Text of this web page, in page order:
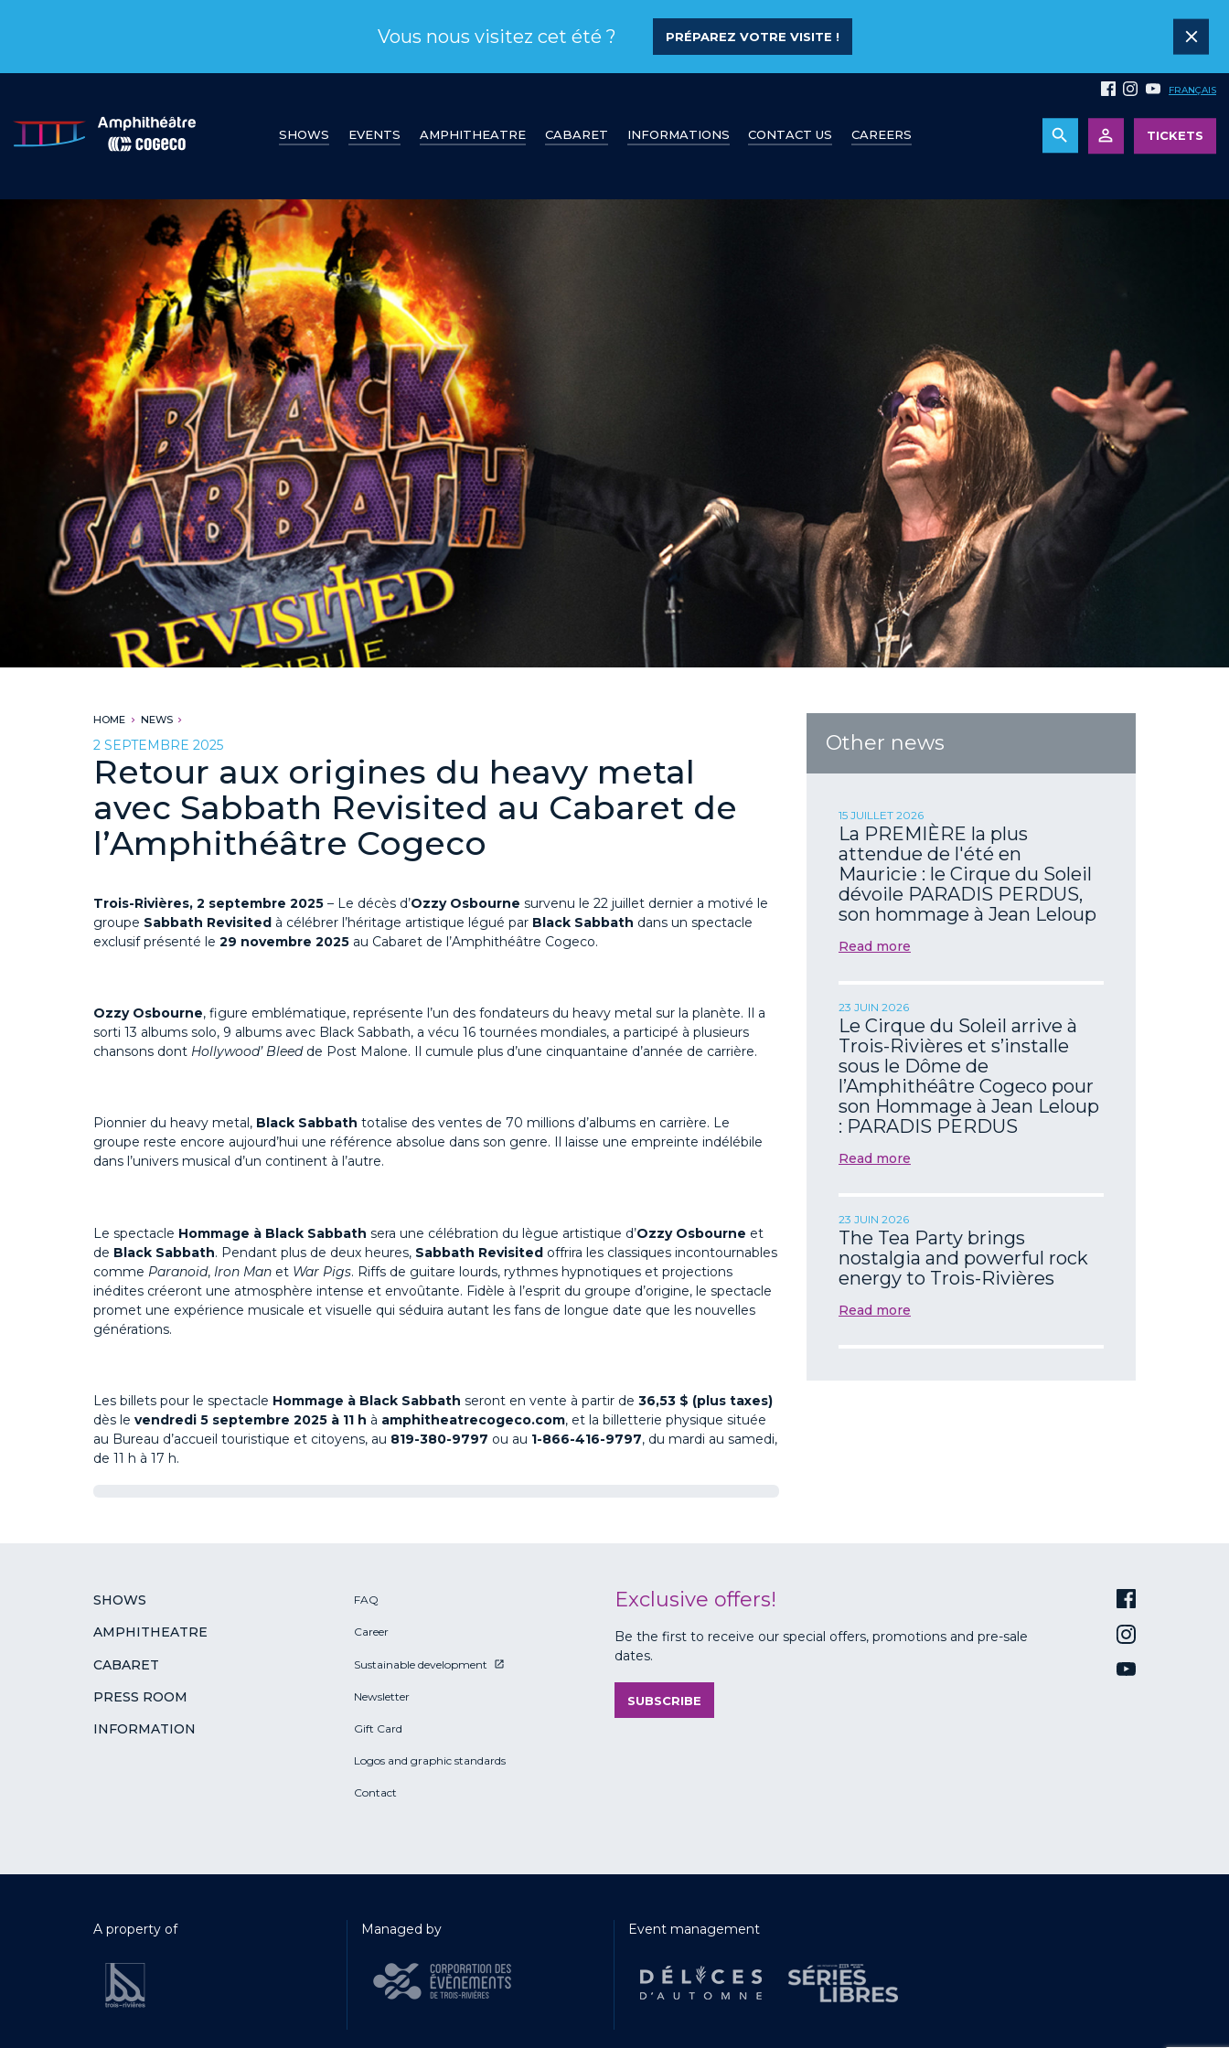
Vous nous visitez cet été ? PRÉPAREZ VOTRE VISITE !
SHOWS EVENTS AMPHITHEATRE CABARET INFORMATIONS CONTACT US CAREERS
FRANÇAIS
TICKETS
HOME NEWS
2 SEPTEMBRE 2025
Retour aux origines du heavy metal
avec Sabbath Revisited au Cabaret de
l’Amphithéâtre Cogeco
Trois-Rivières, 2 septembre 2025 – Le décès d’Ozzy Osbourne survenu le 22 juillet dernier a motivé le
groupe Sabbath Revisited à célébrer l’héritage artistique légué par Black Sabbath dans un spectacle
exclusif présenté le 29 novembre 2025 au Cabaret de l’Amphithéâtre Cogeco.
Ozzy Osbourne, figure emblématique, représente l’un des fondateurs du heavy metal sur la planète. Il a
sorti 13 albums solo, 9 albums avec Black Sabbath, a vécu 16 tournées mondiales, a participé à plusieurs
chansons dont Hollywood’ Bleedde Post Malone. Il cumule plus d’une cinquantaine d’année de carrière.
Pionnier du heavy metal, Black Sabbath totalise des ventes de 70 millions d’albums en carrière. Le
groupe reste encore aujourd’hui une référence absolue dans son genre. Il laisse une empreinte indélébile
dans l’univers musical d’un continent à l’autre.
Le spectacle Hommage à Black Sabbath sera une célébration du lègue artistique d’Ozzy Osbourne et
de Black Sabbath. Pendant plus de deux heures, Sabbath Revisited offrira les classiques incontournables
comme Paranoid, Iron Man et War Pigs. Riffs de guitare lourds, rythmes hypnotiques et projections
inédites créeront une atmosphère intense et envoûtante. Fidèle à l’esprit du groupe d’origine, le spectacle
promet une expérience musicale et visuelle qui séduira autant les fans de longue date que les nouvelles
générations.
Les billets pour le spectacle Hommage à Black Sabbath seront en vente à partir de 36,53 $ (plus taxes)
dès le vendredi 5 septembre 2025 à 11 h à amphitheatrecogeco.com, et la billetterie physique située
au Bureau d’accueil touristique et citoyens, au 819-380-9797 ou au 1-866-416-9797, du mardi au samedi,
de 11 h à 17 h.
Other news
15 JUILLET 2026
La PREMIÈRE la plus
attendue de l'été en
Mauricie : le Cirque du Soleil
dévoile PARADIS PERDUS,
son hommage à Jean Leloup
Read more
23 JUIN 2026
Le Cirque du Soleil arrive à
Trois-Rivières et s’installe
sous le Dôme de
l’Amphithéâtre Cogeco pour
son Hommage à Jean Leloup
: PARADIS PERDUS
Read more
23 JUIN 2026
The Tea Party brings
nostalgia and powerful rock
energy to Trois-Rivières
Read more
SHOWS
AMPHITHEATRE
CABARET
PRESS ROOM
INFORMATION
FAQ
Career
Sustainable development
Newsletter
Gift Card
Logos and graphic standards
Contact
Exclusive offers!
Be the first to receive our special offers, promotions and pre-sale
dates.
SUBSCRIBE
A property of Managed by Event management